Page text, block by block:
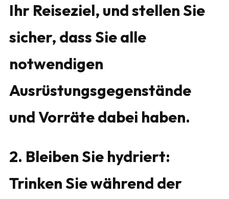
Ihr Reiseziel, und stellen Sie
sicher, dass Sie alle
notwendigen
Ausrüstungsgegenstände
und Vorräte dabei haben.
2. Bleiben Sie hydriert:
Trinken Sie während der